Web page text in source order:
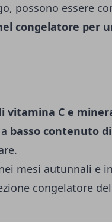
possono essere
congelatore per
vitamina C e
basso contenuto
mesi autunnali e
congelatore